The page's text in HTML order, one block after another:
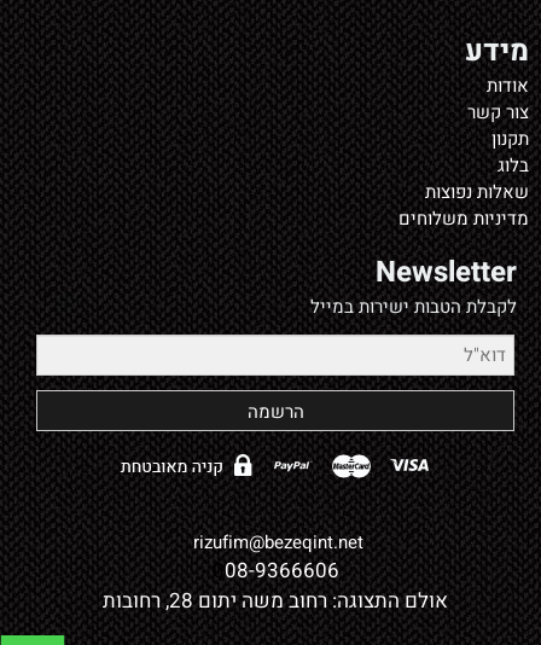
מידע
אודות
צור קשר
תקנון
בלוג
שאלות נפוצות
מדיניות משלוחים
Newsletter
לקבלת הטבות ישירות במייל
rizufim@bezeqint.net
008-9366606
אולם התצוגה: רחוב משה יתום 28, רחובות